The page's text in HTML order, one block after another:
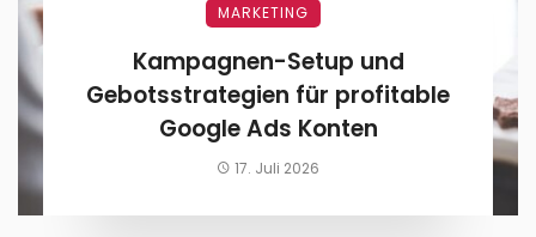
MARKETING
Kampagnen-Setup und
Gebotsstrategien für profitable
Google Ads Konten
17. Juli 2026